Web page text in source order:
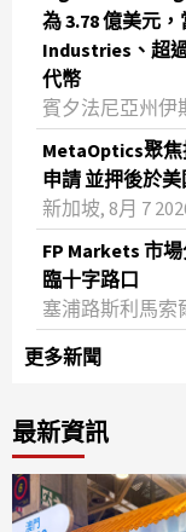
為 3.78 億美元
Industries、超
代幣
賓夕法尼亞州伊
MetaOptics聚
申請 並押後於
新加坡, 8月 7
FP Markets 市
臨十字路口
塞浦路斯利馬索
更多新聞
最新資訊